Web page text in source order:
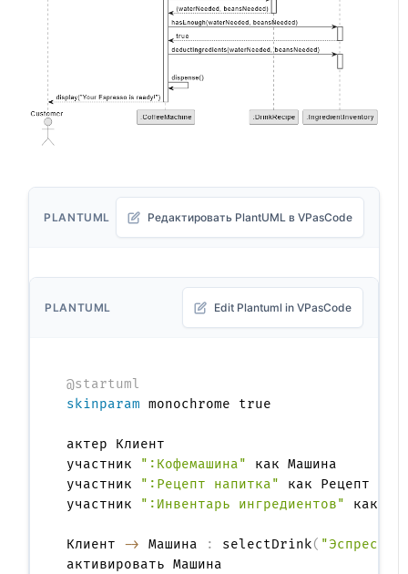
PLANTUML Редактировать PlantUML в VPasCode
PLANTUML Edit Plantuml in VPasCode
@startuml
skinparam monochrome true
актер Клиент
участник
":Кофемашина"
как Машина
участник
":Рецепт напитка"
как Рецепт
участник
":Инвентарь ингредиентов" как
Клиент -> Машина : selectDrink( "Эспрессо"
активировать Машина